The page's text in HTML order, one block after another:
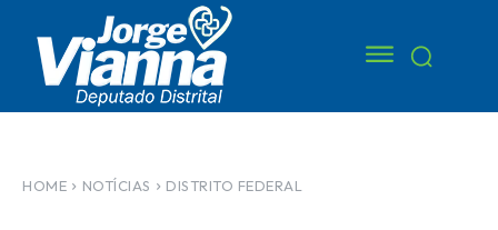
HOME NOTÍCIAS DISTRITO FEDERAL